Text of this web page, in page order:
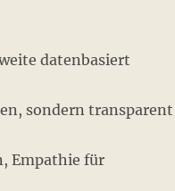
datenbasiert
sondern transparent
Empathie für